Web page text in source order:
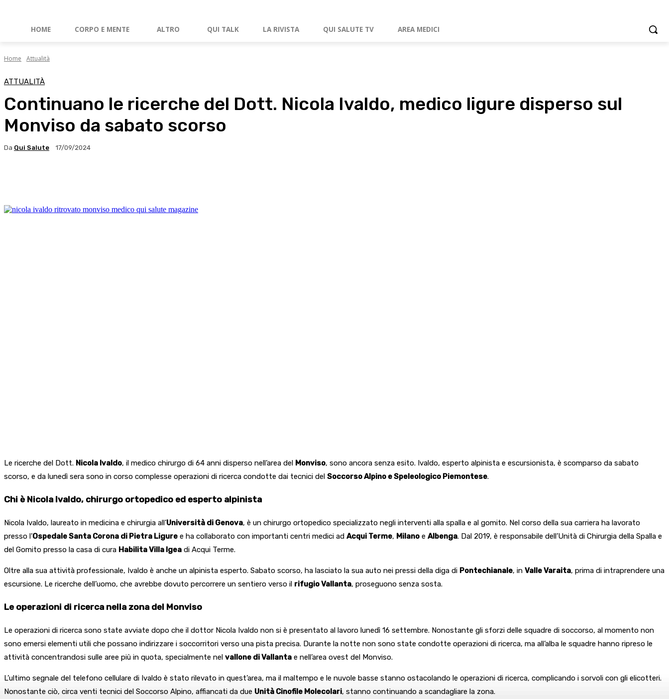
HOME CORPO E MENTE ALTRO QUI TALK LA RIVISTA QUI SALUTE TV AREA MEDICI
Home Attualità
ATTUALITÀ
Continuano le ricerche del Dott. Nicola Ivaldo, medico ligure disperso sul
Monviso da sabato scorso
Da Qui Salute 17/09/2024
Le ricerche del Dott. Nicola Ivaldo, il medico chirurgo di 64 anni disperso nell’area del Monviso, sono ancora senza esito. Ivaldo, esperto alpinista e escursionista, è scomparso da sabato
scorso, e da lunedì sera sono in corso complesse operazioni di ricerca condotte dai tecnici del Soccorso Alpino e Speleologico Piemontese.
Chi è Nicola Ivaldo, chirurgo ortopedico ed esperto alpinista
Nicola Ivaldo, laureato in medicina e chirurgia all’Università di Genova, è un chirurgo ortopedico specializzato negli interventi alla spalla e al gomito. Nel corso della sua carriera ha lavorato
presso l’Ospedale Santa Corona di Pietra Ligure e ha collaborato con importanti centri medici ad Acqui Terme, Milano e Albenga. Dal 2019, è responsabile dell’Unità di Chirurgia della Spalla e
del Gomito presso la casa di cura Habilita Villa Igea di Acqui Terme.
Oltre alla sua attività professionale, Ivaldo è anche un alpinista esperto. Sabato scorso, ha lasciato la sua auto nei pressi della diga di Pontechianale, in Valle Varaita, prima di intraprendere una
escursione. Le ricerche dell’uomo, che avrebbe dovuto percorrere un sentiero verso il rifugio Vallanta, proseguono senza sosta.
Le operazioni di ricerca nella zona del Monviso
Le operazioni di ricerca sono state avviate dopo che il dottor Nicola Ivaldo non si è presentato al lavoro lunedì 16 settembre. Nonostante gli sforzi delle squadre di soccorso, al momento non
sono emersi elementi utili che possano indirizzare i soccorritori verso una pista precisa. Durante la notte non sono state condotte operazioni di ricerca, ma all’alba le squadre hanno ripreso le
attività concentrandosi sulle aree più in quota, specialmente nel vallone di Vallanta e nell’area ovest del Monviso.
L’ultimo segnale del telefono cellulare di Ivaldo è stato rilevato in quest’area, ma il maltempo e le nuvole basse stanno ostacolando le operazioni di ricerca, complicando i sorvoli con gli elicotteri.
Nonostante ciò, circa venti tecnici del Soccorso Alpino, affiancati da due Unità Cinofile Molecolari, stanno continuando a scandagliare la zona.